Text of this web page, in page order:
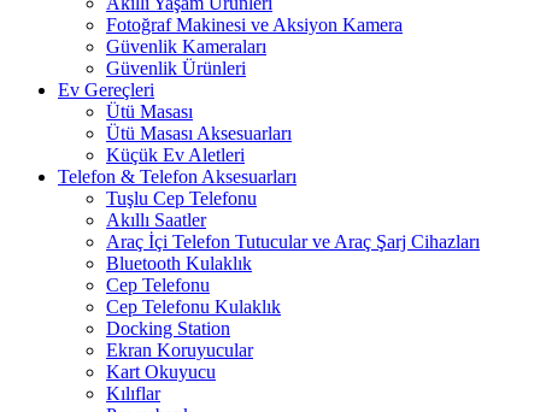
Fotoğraf Makinesi ve Aksiyon Kamera
Güvenlik Kameraları
Güvenlik Ürünleri
Ev Gereçleri
Ütü Masası
Ütü Masası Aksesuarları
Küçük Ev Aletleri
Telefon & Telefon Aksesuarları
Tuşlu Cep Telefonu
Akıllı Saatler
Araç İçi Telefon Tutucular ve Araç Şarj Cihazları
Bluetooth Kulaklık
Cep Telefonu
Cep Telefonu Kulaklık
Docking Station
Ekran Koruyucular
Kart Okuyucu
Kılıflar